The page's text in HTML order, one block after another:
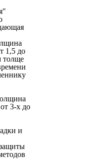
1,5 до
толще
3-х до
и